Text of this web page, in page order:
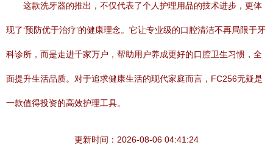
这款洗牙器的推出，不仅代表了个人护理用品的技术进步，更体
现了‘预防优于治疗’的健康理念。它让专业级的口腔清洁不再局限于牙
科诊所，而是走进千家万户，帮助用户养成更好的口腔卫生习惯，全
面提升生活品质。对于追求健康生活的现代家庭而言，FC256无疑是
一款值得投资的高效护理工具。
更新时间：2026-08-06 04:41:24